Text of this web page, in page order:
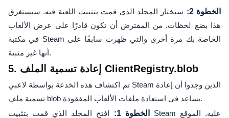
الخطوة 2:
ستختار المجلد الذي قمت بتثبيت اللعبة فيه. سيستغرق
هذا بضع لحظات. من المفترض أن تكون قادرًا على عرض الألعاب
في مكتبة Steam الخاصة بك مرة أخرى والتي ظهرت سابقًا على
أنها غير مثبتة.
5. إعادة تسمية الملف ClientRegistry.blob
تم اكتشاف هذه الخدعة بواسطة لاعبي Steam الذين وجدوا أن إعادة
تسمية ملف blob يساعد في استعادة ملفات الألعاب المفقودة.
الخطوة 1:
افتح المجلد الذي قمت بتثبيت Steam عليه. الموقع